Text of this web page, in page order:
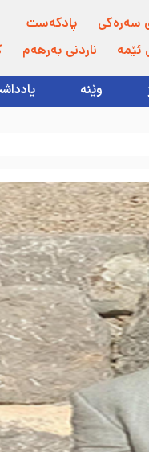
سەرەکی
پادکەست
ئێمە
ناردنی بەرهەم
وێنە